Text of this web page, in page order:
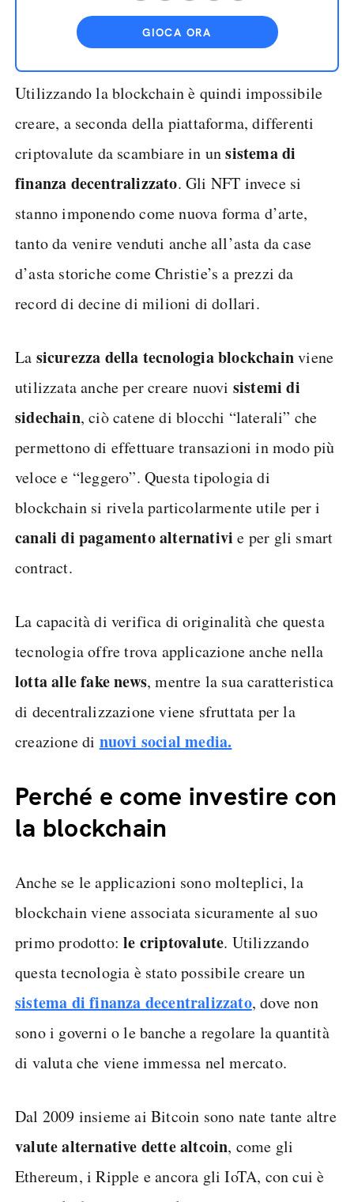
GIOCA ORA
Utilizzando la blockchain è quindi impossibile
creare, a seconda della piattaforma, differenti
criptovalute da scambiare in unsistema di
finanza decentralizzato. Gli NFT invece si
stanno imponendo come nuova forma d’arte,
tanto da venire venduti anche all’asta da case
d’asta storiche come Christie’s a prezzi da
record di decine di milioni di dollari.
La sicurezza della tecnologia blockchainviene
utilizzata anche per creare nuovi sistemi di
sidechain, ciò catene di blocchi “laterali” che
permettono di effettuare transazioni in modo più
veloce e “leggero”. Questa tipologia di
blockchain si rivela particolarmente utile per i
canali di pagamento alternativi e per gli smart
contract.
La capacità di verifica di originalità che questa
tecnologia offre trova applicazione anche nella
lotta alle fake news, mentre la sua caratteristica
di decentralizzazione viene sfruttata per la
creazione di nuovi social media.
Perché e come investire con
la blockchain
Anche se le applicazioni sono molteplici, la
blockchain viene associata sicuramente al suo
primo prodotto:le criptovalute. Utilizzando
questa tecnologia è stato possibile creare un
sistema di finanza decentralizzato, dove non
sono i governi o le banche a regolare la quantità
di valuta che viene immessa nel mercato.
Dal 2009 insieme ai Bitcoin sono nate tante altre
valute alternative dette altcoin, come gli
Ethereum, i Ripple e ancora gli IoTA, con cui è